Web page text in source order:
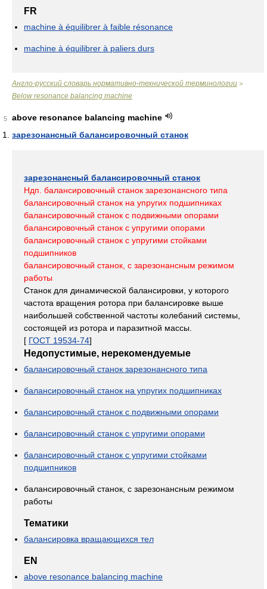
FR
machine à équilibrer à faible résonance
machine à équilibrer à paliers durs
Англо-русский словарь нормативно-технической терминологии >
Below resonance balancing machine
5
above resonance balancing machine
зарезонансный балансировочный станок
зарезонансный балансировочный станок
Ндп. балансировочный станок зарезонансного типа
балансировочный станок на упругих подшипниках
балансировочный станок с подвижными опорами
балансировочный станок с упругими опорами
балансировочный станок с упругими стойками
подшипников
балансировочный станок, с зарезонансным режимом
работы
Станок для динамической балансировки, у которого
частота вращения ротора при балансировке выше
наибольшей собственной частоты колебаний системы,
состоящей из ротора и паразитной массы.
[ ГОСТ 19534-74]
Недопустимые, нерекомендуемые
балансировочный станок зарезонансного типа
балансировочный станок на упругих подшипниках
балансировочный станок с подвижными опорами
балансировочный станок с упругими опорами
балансировочный станок с упругими стойками
подшипников
балансировочный станок, с зарезонансным режимом
работы
Тематики
балансировка вращающихся тел
EN
above resonance balancing machine